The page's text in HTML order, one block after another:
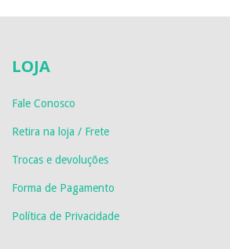
LOJA
Fale Conosco
Retira na loja / Frete
Trocas e devoluções
Forma de Pagamento
Política de Privacidade